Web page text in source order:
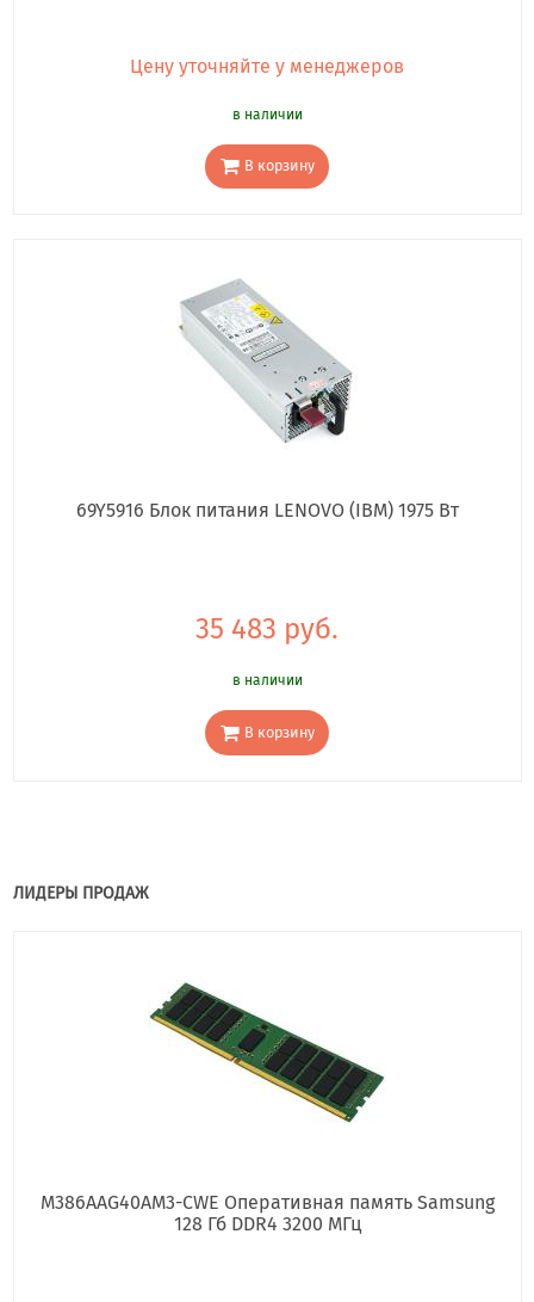
Цену уточняйте у менеджеров
в наличии
В корзину
69Y5916 Блок питания LENOVO (IBM) 1975 Вт
35 483 руб.
в наличии
В корзину
ЛИДЕРЫ ПРОДАЖ
M386AAG40AM3-CWE Оперативная память Samsung
128 Гб DDR4 3200 МГц